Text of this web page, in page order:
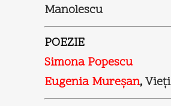
Manolescu
POEZIE
Simona Popescu
Eugenia Mureşan,Vieţi